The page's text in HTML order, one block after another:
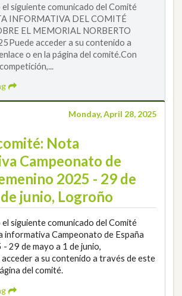
el siguiente comunicado del Comité
INFORMATIVA DEL COMITÉ
EL MEMORIAL NORBERTO
acceder a su contenido a
o en la página del comité.Con
Monday, April 28, 2025
Nota
Campeonato de
2025 - 29 de
junio, Logroño
el siguiente comunicado del Comité
informativa Campeonato de España
29 de mayo a 1 de junio,
a su contenido a través de este
del comité.